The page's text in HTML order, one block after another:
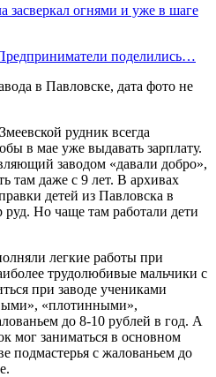
засверкал огнями и уже в шаге
поделились…
в Павловске, дата фото не
рудник всегда
в мае уже выдавать зарплату.
заводом «давали добро»,
там даже с 9 лет. В архивах
детей из Павловска в
руд. Но чаще там работали дети
легкие работы при
трудолюбивые мальчики с
при заводе учениками
«плотинными»,
до 8-10 рублей в год. А
мог заниматься в основном
подмастерья с жалованьем до